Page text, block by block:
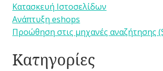
Κατασκευή Ιστοσελίδων
Ανάπτυξη eshops
Προώθηση στις μηχανές αναζήτησης
Κατηγορίες